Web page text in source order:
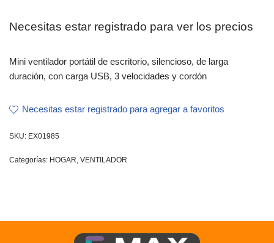
Necesitas estar registrado para ver los precios
Mini ventilador portátil de escritorio, silencioso, de larga
duración, con carga USB, 3 velocidades y cordón
Necesitas estar registrado para agregar a favoritos
SKU: EX01985
Categorías: HOGAR, VENTILADOR